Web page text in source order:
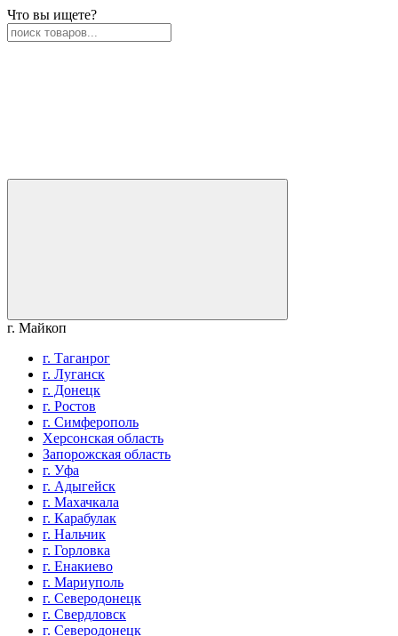
Что вы ищете?
г. Майкоп
г. Таганрог
г. Луганск
г. Донецк
г. Ростов
г. Симферополь
Херсонская область
Запорожская область
г. Уфа
г. Адыгейск
г. Махачкала
г. Карабулак
г. Нальчик
г. Горловка
г. Енакиево
г. Мариуполь
г. Северодонецк
г. Свердловск
г. Северодонецк